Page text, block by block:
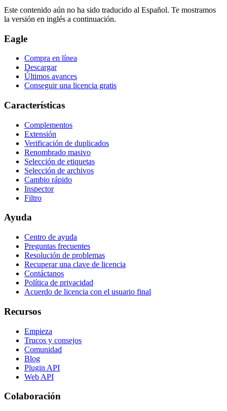
Este contenido aún no ha sido traducido al Español. Te mostramos
la versión en inglés a continuación.
Eagle
Compra en línea
Descargar
Últimos avances
Conseguir una licencia gratis
Características
Complementos
Extensión
Verificación de duplicados
Renombrado masivo
Selección de etiquetas
Selección de archivos
Cambio rápido
Inspector
Filtro
Ayuda
Centro de ayuda
Preguntas frecuentes
Resolución de problemas
Recuperar una clave de licencia
Contáctanos
Política de privacidad
Acuerdo de licencia con el usuario final
Recursos
Empieza
Trucos y consejos
Comunidad
Blog
Plugin API
Web API
Colaboración